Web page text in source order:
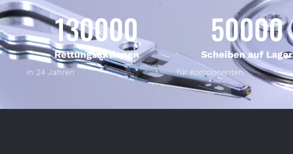
Rettungsaktionen
130000
in 24 Jahren
Scheiben auf Lager
50000
für Komponenten